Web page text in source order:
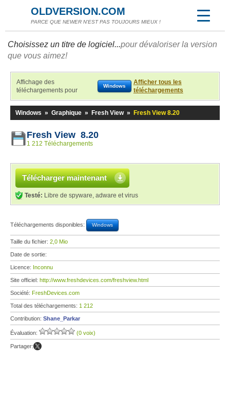
OLDVERSION.COM
PARCE QUE NEWER N'EST PAS TOUJOURS MIEUX !
Choisissez un titre de logiciel...pour dévaloriser la version
que vous aimez!
Affichage des
téléchargements pour
Windows
Afficher tous les
téléchargements
Windows » Graphique » Fresh View » Fresh View 8.20
Fresh View 8.20
1 212 Téléchargements
Télécharger maintenant
Testé: Libre de spyware, adware et virus
Téléchargements disponibles: Windows
Taille du fichier: 2,0 Mio
Date de sortie:
Licence: Inconnu
Site officiel: http://www.freshdevices.com/freshview.html
Société: FreshDevices.com
Total des téléchargements: 1 212
Contribution: Shane_Parkar
Évaluation: (0 voix)
Partager: